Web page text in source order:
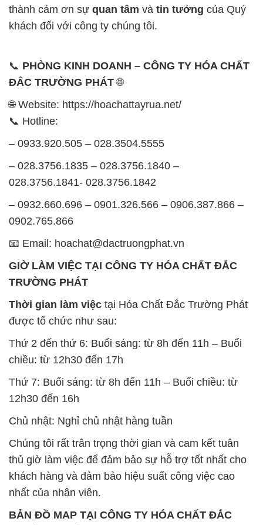
thành cảm ơn sự quan tâm và tin tưởng của Quý
khách đối với công ty chúng tôi.
📞 PHÒNG KINH DOANH – CÔNG TY HÓA CHẤT
ĐẮC TRƯỜNG PHÁT🌐
🌐 Website: https://hoachattayrua.net/
📞 Hotline:
– 0933.920.505 – 028.3504.5555
– 028.3756.1835 – 028.3756.1840 –
028.3756.1841- 028.3756.1842
– 0932.660.696 – 0901.326.566 – 0906.387.866 –
0902.765.866
📧 Email: hoachat@dactruongphat.vn
GIỜ LÀM VIỆC TẠI CÔNG TY HÓA CHẤT ĐẮC
TRƯỜNG PHÁT
Thời gian làm việc tại Hóa Chất Đắc Trường Phát
được tổ chức như sau:
Thứ 2 đến thứ 6: Buổi sáng: từ 8h đến 11h – Buổi
chiều: từ 12h30 đến 17h
Thứ 7: Buổi sáng: từ 8h đến 11h – Buổi chiều: từ
12h30 đến 16h
Chủ nhật: Nghỉ chủ nhật hàng tuần
Chúng tôi rất trân trọng thời gian và cam kết tuân
thủ giờ làm việc để đảm bảo sự hỗ trợ tốt nhất cho
khách hàng và đảm bảo hiệu suất công việc cao
nhất của nhân viên.
BẢN ĐỒ MAP TẠI CÔNG TY HÓA CHẤT ĐẮC